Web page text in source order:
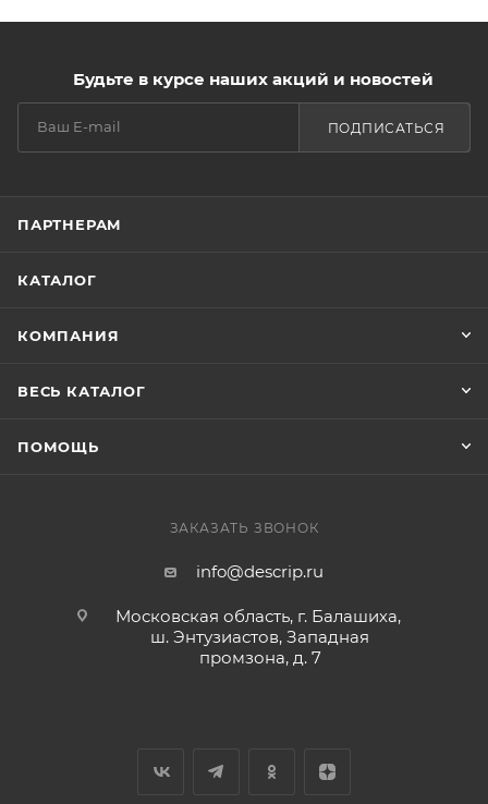
Будьте в курсе наших акций и новостей
ПОДПИСАТЬСЯ
ПАРТНЕРАМ
КАТАЛОГ
КОМПАНИЯ
ВЕСЬ КАТАЛОГ
ПОМОЩЬ
ЗАКАЗАТЬ ЗВОНОК
info@descrip.ru
Московская область, г. Балашиха,
ш. Энтузиастов, Западная
промзона, д. 7